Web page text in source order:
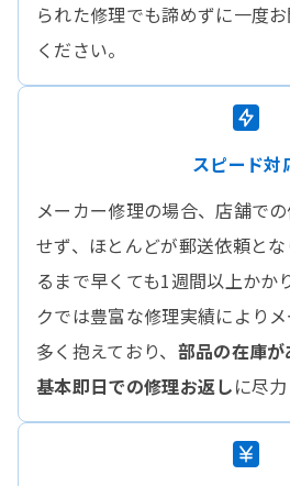
られた修理でも諦めずに一度
ください。
スピード対
メーカー修理の場合、店舗で
せず、ほとんどが郵送依頼と
るまで早くても1週間以上かか
クでは豊富な修理実績により
多く抱えており、 部品の在庫
基本即日での修理お返しに尽